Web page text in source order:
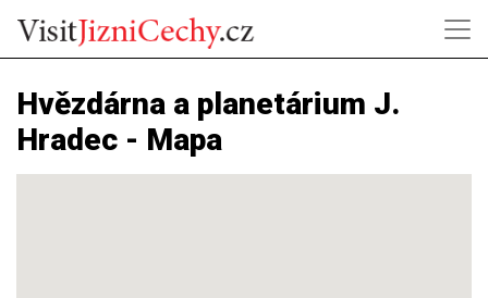
Hvězdárna a planetárium J.
Hradec - Mapa